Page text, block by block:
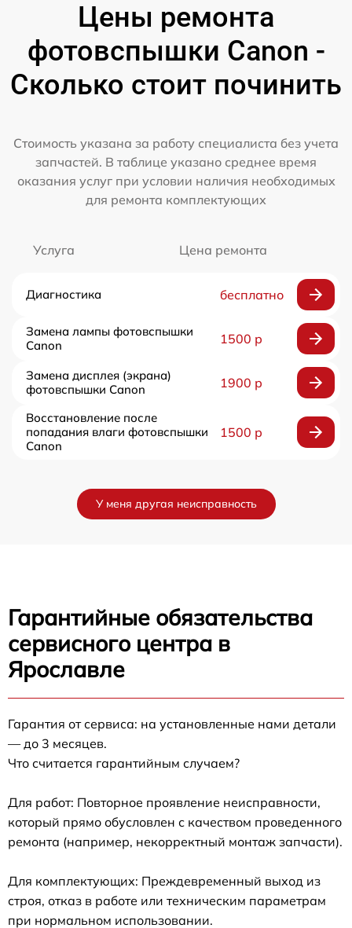
Цены ремонта
фотовспышки Canon -
Сколько стоит починить
Стоимость указана за работу специалиста без учета
запчастей. В таблице указано среднее время
оказания услуг при условии наличия необходимых
для ремонта комплектующих
Услуга Цена ремонта
Диагностика бесплатно
Замена лампы фотовспышки
Canon
1500 р
Замена дисплея (экрана)
фотовспышки Canon
1900 р
Восстановление после
попадания влаги фотовспышки
Canon
1500 р
У меня другая неисправность
Гарантийные обязательства
сервисного центра в
Ярославле
Гарантия от сервиса: на установленные нами детали
— до 3 месяцев.
Что считается гарантийным случаем?
Для работ: Повторное проявление неисправности,
который прямо обусловлен с качеством проведенного
ремонта (например, некорректный монтаж запчасти).
Для комплектующих: Преждевременный выход из
строя, отказ в работе или техническим параметрам
при нормальном использовании.